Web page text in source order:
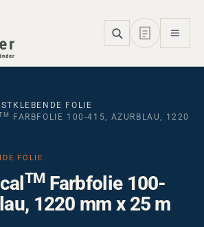
FOLIE
FARBFOLIE 100-415, AZURBLAU, 1220
FOLIE
TMFarbfolie 100-
1220 mm x 25 m